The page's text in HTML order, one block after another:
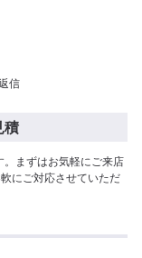
信
積
まずはお気軽にご来店
にご対応させていただ